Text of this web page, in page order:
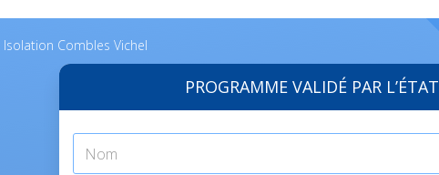
Isolation Combles Vichel
PROGRAMME VALIDÉ PAR L’ÉTAT